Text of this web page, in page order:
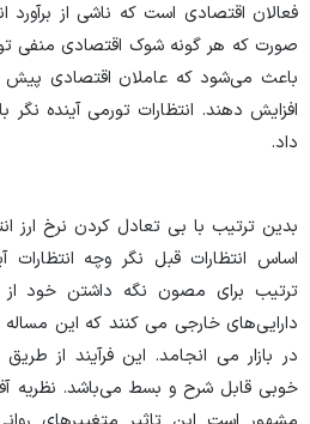
فعالان اقتصادی است که ناشی از برآورد
صورت که هر گونه شوک اقتصادی منفی
باعث می‌شود که عاملان اقتصادی پیش
افزایش دهند. انتظارات تورمی آینده نگر
داد.
بدین ترتیب با بی تعادل کردن نرخ ارز
اساس انتظارات قبل نگر وچه
ترتیب برای مصون نگه داشتن خود از
دارایی‌های خارجی می کنند که این مساله
خوبی قابل شرح و بسط می‌باشد. نظریه